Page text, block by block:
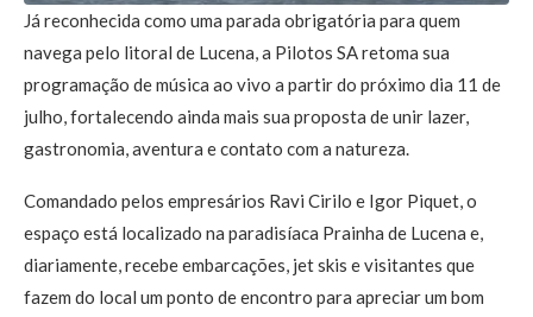
Já reconhecida como uma parada obrigatória para quem
navega pelo litoral de Lucena, a Pilotos SA retoma sua
programação de música ao vivo a partir do próximo dia 11 de
julho, fortalecendo ainda mais sua proposta de unir lazer,
gastronomia, aventura e contato com a natureza.
Comandado pelos empresários Ravi Cirilo e Igor Piquet, o
espaço está localizado na paradisíaca Prainha de Lucena e,
diariamente, recebe embarcações, jet skis e visitantes que
fazem do local um ponto de encontro para apreciar um bom